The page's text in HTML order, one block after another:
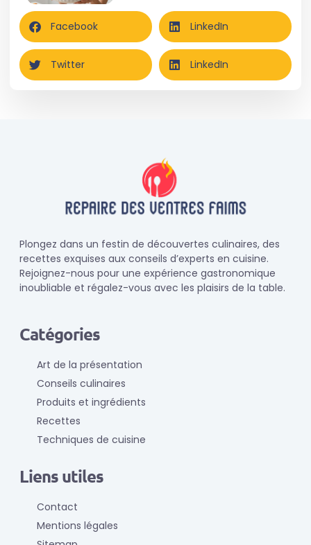
Facebook LinkedIn
Twitter LinkedIn
Plongez dans un festin de découvertes culinaires, des
recettes exquises aux conseils d’experts en cuisine.
Rejoignez-nous pour une expérience gastronomique
inoubliable et régalez-vous avec les plaisirs de la table.
Catégories
Art de la présentation
Conseils culinaires
Produits et ingrédients
Recettes
Techniques de cuisine
Liens utiles
Contact
Mentions légales